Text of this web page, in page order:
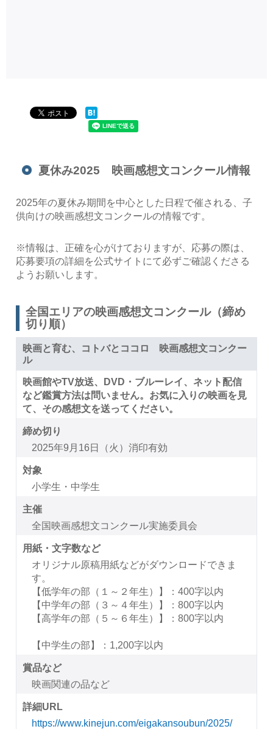
夏休み2025 映画感想文コンクール情報
2025年の夏休み期間を中心とした日程で催される、子
供向けの映画感想文コンクールの情報です。
※情報は、正確を心がけておりますが、応募の際は、
応募要項の詳細を公式サイトにて必ずご確認くださる
ようお願いします。
全国エリアの映画感想文コンクール（締め
切り順）
映画と育む、コトバとココロ 映画感想文コンクー
ル
映画館やTV放送、DVD・ブルーレイ、ネット配信
など鑑賞方法は問いません。お気に入りの映画を見
て、その感想文を送ってください。
締め切り
2025年9月16日（火）消印有効
対象
小学生・中学生
主催
全国映画感想文コンクール実施委員会
用紙・文字数など
オリジナル原稿用紙などがダウンロードできま
す。
【低学年の部（１～２年生）】：400字以内
【中学年の部（３～４年生）】：800字以内
【高学年の部（５～６年生）】：800字以内
【中学生の部】：1,200字以内
賞品など
映画関連の品など
詳細URL
https://www.kinejun.com/eigakansoubun/2025/